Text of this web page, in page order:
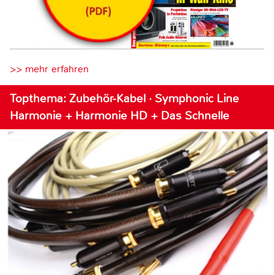
>> mehr erfahren
Topthema: Zubehör-Kabel · Symphonic Line
Harmonie + Harmonie HD + Das Schnelle